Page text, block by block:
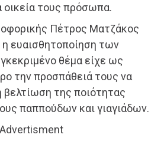
οικεία τους πρόσωπα.
Πέτρος Ματζάκος
ευαισθητοποίηση των
θέμα είχε ως
την προσπάθειά τους να
της ποιότητας
παππούδων και γιαγιάδων.
Advertisment